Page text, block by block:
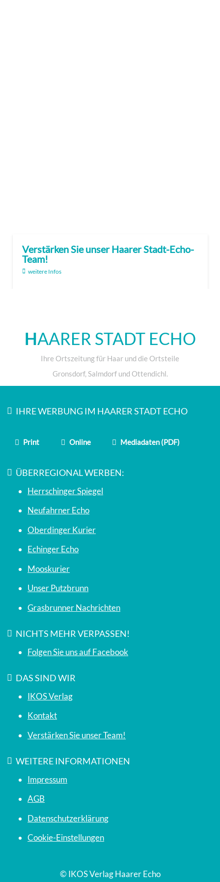
Verstärken Sie unser Haarer Stadt-Echo-
Team!
weitere Infos
HAARER STADT ECHO
Ihre Ortszeitung für Haar und die Ortsteile
Gronsdorf, Salmdorf und Ottendichl.
IHRE WERBUNG IM HAARER STADT ECHO
Print Online Mediadaten (PDF)
ÜBERREGIONAL WERBEN:
Herrschinger Spiegel
Neufahrner Echo
Oberdinger Kurier
Echinger Echo
Mooskurier
Unser Putzbrunn
Grasbrunner Nachrichten
NICHTS MEHR VERPASSEN!
Folgen Sie uns auf Facebook
DAS SIND WIR
IKOS Verlag
Kontakt
Verstärken Sie unser Team!
WEITERE INFORMATIONEN
Impressum
AGB
Datenschutzerklärung
Cookie-Einstellungen
© IKOS Verlag Haarer Echo